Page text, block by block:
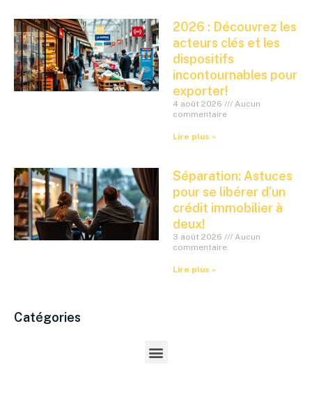
2026 : Découvrez les
acteurs clés et les
dispositifs
incontournables pour
exporter!
4 août 2026
Aucun
commentaire
Lire plus »
Séparation: Astuces
pour se libérer d’un
crédit immobilier à
deux!
3 août 2026
Aucun
commentaire
Lire plus »
Catégories